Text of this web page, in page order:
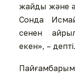
жайды жəне
Сонда
сенен
екен», – депті.